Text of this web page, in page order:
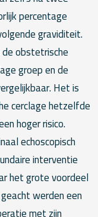
percentage
graviditeit.
obstetrische
groep en de
Het is
cerclage hetzelfde
hoger risico.
echoscopisch
interventie
het grote voordeel
werden een